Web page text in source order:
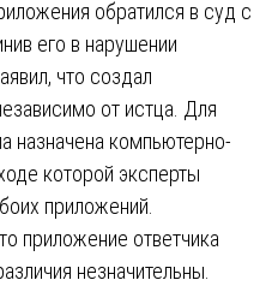
обратился в суд с
его в нарушении
что создал
от истца. Для
назначена компьютерно-
которой эксперты
приложений.
приложение ответчика
незначительны.